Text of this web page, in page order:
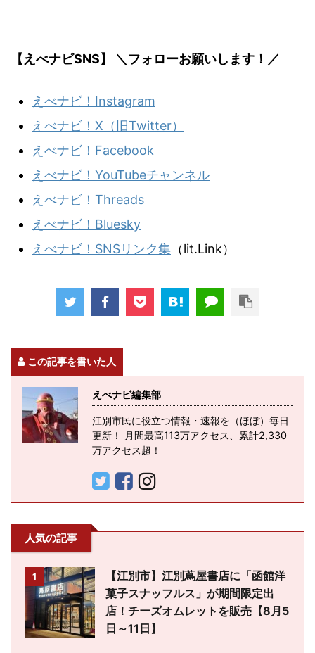
【えべナビSNS】 ＼フォローお願いします！／
えべナビ！Instagram
えべナビ！X（旧Twitter）
えべナビ！Facebook
えべナビ！YouTubeチャンネル
えべナビ！Threads
えべナビ！Bluesky
えべナビ！SNSリンク集 （lit.Link）
この記事を書いた人
えべナビ編集部
江別市民に役立つ情報・速報を（ほぼ）毎日
更新！ 月間最高113万アクセス、累計2,330
万アクセス超！
人気の記事
1
【江別市】江別蔦屋書店に「函館洋
菓子スナッフルス」が期間限定出
店！チーズオムレットを販売【8月5
日～11日】